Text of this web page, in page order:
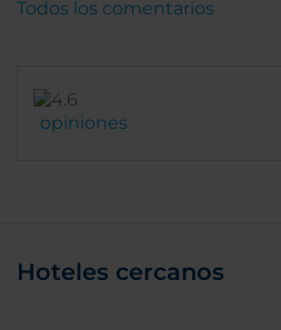
corner. A perfect mix of design, comfort, and laid-
opiniones
Todos los comentarios
Hoteles cercanos